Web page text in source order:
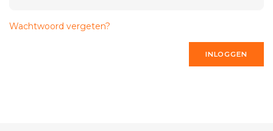
Wachtwoord vergeten?
INLOGGEN